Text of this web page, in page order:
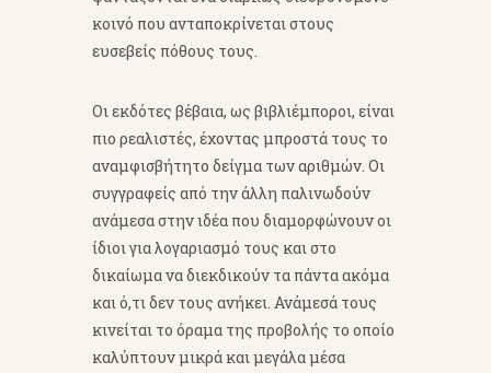
κοινό που ανταποκρίνεται στους
ευσεβείς πόθους τους.
Οι εκδότες βέβαια, ως βιβλιέμποροι, είναι
πιο ρεαλιστές, έχοντας μπροστά τους το
αναμφισβήτητο δείγμα των αριθμών. Οι
συγγραφείς από την άλλη παλινωδούν
ανάμεσα στην ιδέα που διαμορφώνουν οι
ίδιοι για λογαριασμό τους και στο
δικαίωμα να διεκδικούν τα πάντα ακόμα
και ό,τι δεν τους ανήκει. Ανάμεσά τους
κινείται το όραμα της προβολής το οποίο
καλύπτουν μικρά και μεγάλα μέσα